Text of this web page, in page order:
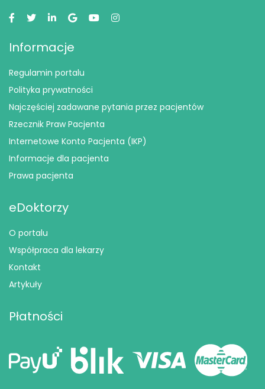
Informacje
Regulamin portalu
Polityka prywatności
Najczęściej zadawane pytania przez pacjentów
Rzecznik Praw Pacjenta
Internetowe Konto Pacjenta (IKP)
Informacje dla pacjenta
Prawa pacjenta
eDoktorzy
O portalu
Współpraca dla lekarzy
Kontakt
Artykuły
Płatności